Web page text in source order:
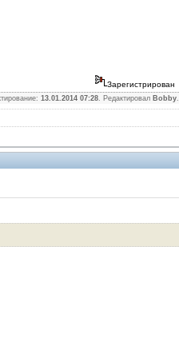
Зарегистрирован
13.01.2014 07:28. Редактировал Bobby.